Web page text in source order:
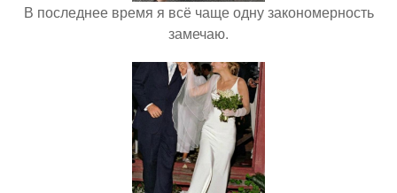
В последнее время я всё чаще одну закономерность
замечаю.